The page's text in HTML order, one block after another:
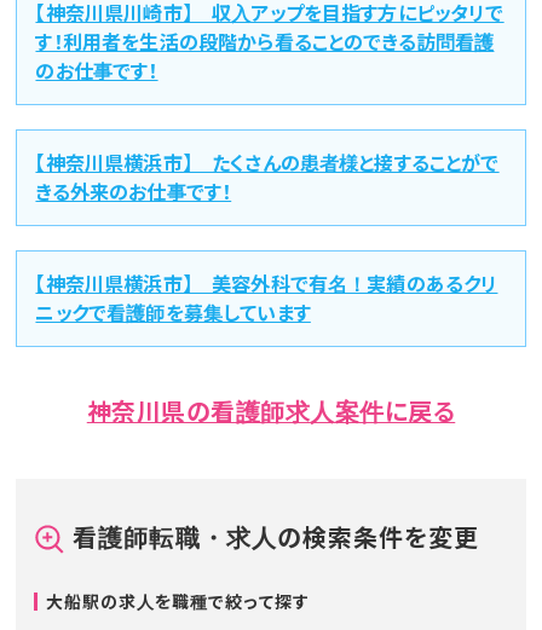
【神奈川県川崎市】 収入アップを目指す方にピッタリで
す！利用者を生活の段階から看ることのできる訪問看護
のお仕事です！
【神奈川県横浜市】 たくさんの患者様と接することがで
きる外来のお仕事です！
【神奈川県横浜市】 美容外科で有名！実績のあるクリ
ニックで看護師を募集しています
神奈川県の看護師求人案件に戻る
看護師転職・求人の検索条件を変更
大船駅の求人を職種で絞って探す